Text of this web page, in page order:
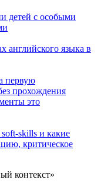
детей с особыми
английского языка в
первую
прохождения
это
skills и какие
критическое
контекст»